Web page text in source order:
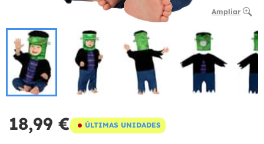
Ampliar
18,99 € ÚLTIMAS UNIDADES